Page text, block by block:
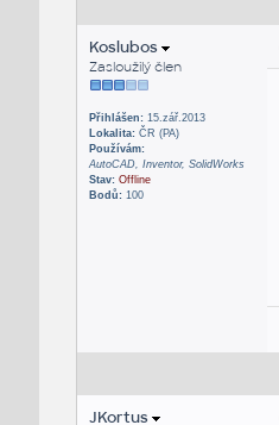
Koslubos
Zasloužilý člen
Přihlášen:15.zář.2013
Lokalita:ČR (PA)
Používám:
AutoCAD, Inventor, SolidWorks
Stav: Offline
Bodů:100
JKortus